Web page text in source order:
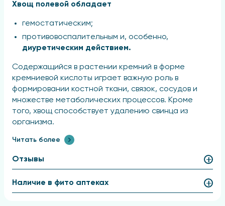
Хвощ полевой обладает
гемостатическим;
противовоспалительным и, особенно,
диуретическим действием.
Содержащийся в растении кремний в форме
кремниевой кислоты играет важную роль в
формировании костной ткани, связок, сосудов и
множестве метаболических процессов. Кроме
того, хвощ способствует удалению свинца из
организма.
Препараты, основанные на хвоще, эффективны при
включая легочные, маточные и носовые, а также
уровень глюкозы в крови у больных диабетом.
Читать более
Отзывы
Наличие в фито аптеках